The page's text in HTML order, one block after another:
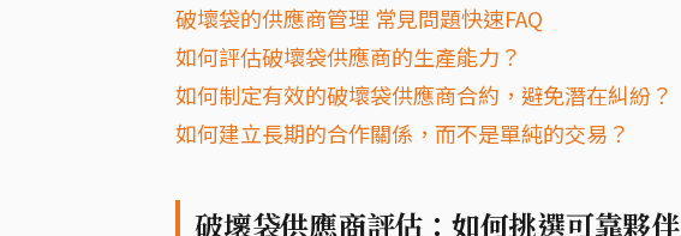
破壞袋的供應商管理 常見問題快速FAQ
如何評估破壞袋供應商的生產能力？
如何制定有效的破壞袋供應商合約，避免潛在糾紛？
如何建立長期的合作關係，而不是單純的交易？
破壞袋供應商評估：如何挑選可靠夥伴